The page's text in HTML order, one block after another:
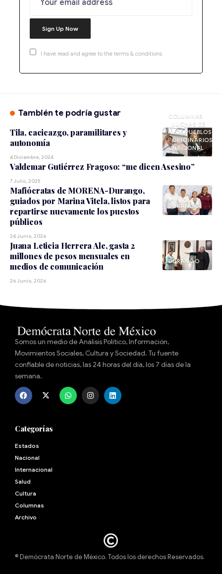
I have read and agree to the terms & conditions
También te podría gustar
LUCHAS DE
LOS PUEBLOS
ORIGINARIOS
NACIONAL
Tila, cacicazgo, paramilitares y
autonomía
4 Diciembre, 2024
Valdemar Gutiérrez Fragoso: “me dicen Asesino”
7 Julio, 2025
DURANGO
Mafiócratas de MORENA-Durango,
guiados por Marina Vitela, listos para
repartirse nuevamente los puestos
públicos
24 Junio, 2026
DURANGO
Juana Leticia Herrera Ale, gasta 2
millones de pesos mensuales en
medios de comunicación
26 Junio, 2026
Somos un medio de Análisis Político, Información,
Movimientos Sociales, Cultura y Sociedad. Tu fuente
confiable de noticias, las 24 horas del día, los 7 días de la
semana.
Categorías
Estados
Nacional
Internacional
Salud
Cultura
Archivo
© Demócrata Norte de México. Todos los derechos Reservados.